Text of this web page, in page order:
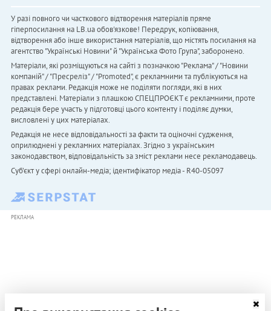
У разі повного чи часткового відтворення матеріалів пряме
гіперпосилання на LB.ua обов'язкове! Передрук, копіювання,
відтворення або інше використання матеріалів, що містять посилання на
агентство "Українськi Новини" й "Українська Фото Група", заборонено.
Матеріали, які розміщуються на сайті з позначкою "Реклама" / "Новини
компаній" / "Пресреліз" / "Promoted", є рекламними та публікуються на
правах реклами. Редакція може не поділяти погляди, які в них
представлені. Матеріали з плашкою СПЕЦПРОЄКТ є рекламними, проте
редакція бере участь у підготовці цього контенту і поділяє думки,
висловлені у цих матеріалах.
Редакція не несе відповідальності за факти та оціночні судження,
оприлюднені у рекламних матеріалах. Згідно з українським
законодавством, відповідальність за зміст реклами несе рекламодавець.
Cуб'єкт у сфері онлайн-медіа; ідентифікатор медіа - R40-05097
РЕКЛАМА